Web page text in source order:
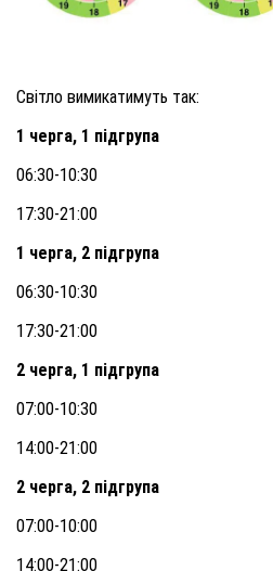
Світло вимикатимуть так:
1 черга, 1 підгрупа
06:30-10:30
17:30-21:00
1 черга, 2 підгрупа
06:30-10:30
17:30-21:00
2 черга, 1 підгрупа
07:00-10:30
14:00-21:00
2 черга, 2 підгрупа
07:00-10:00
14:00-21:00